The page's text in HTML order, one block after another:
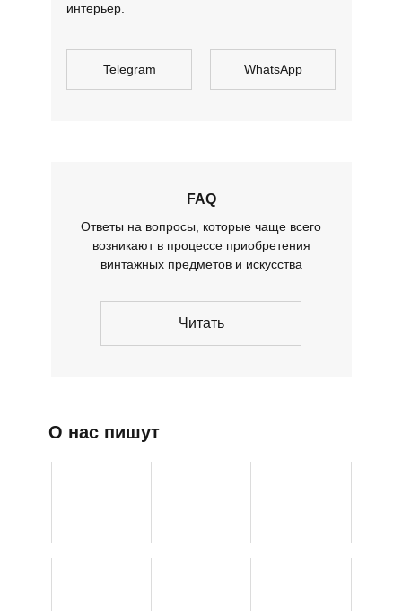
Telegram WhatsApp
интерьер.
FAQ
Ответы на вопросы, которые чаще всего
возникают в процессе приобретения
винтажных предметов и искусства
Читать
О нас пишут